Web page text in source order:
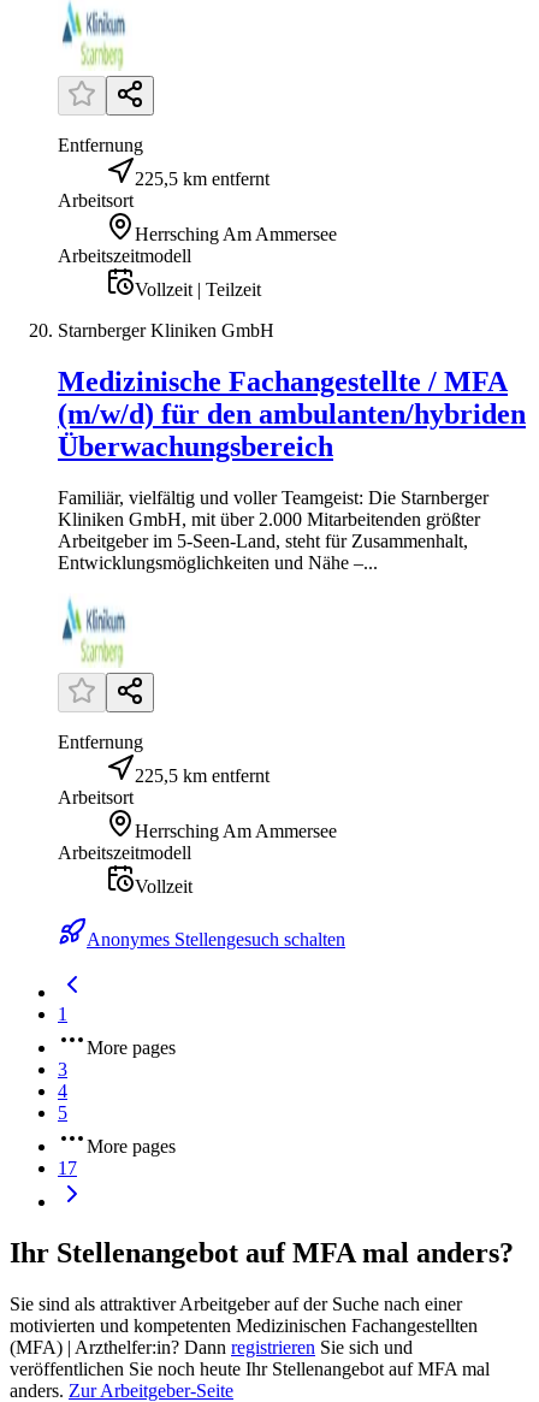
Entfernung
225,5 km entfernt
Arbeitsort
Herrsching Am Ammersee
Arbeitszeitmodell
Vollzeit | Teilzeit
Starnberger Kliniken GmbH
Medizinische Fachangestellte / MFA
(m/w/d) für den ambulanten/hybriden
Überwachungsbereich
Familiär, vielfältig und voller Teamgeist: Die Starnberger
Kliniken GmbH, mit über 2.000 Mitarbeitenden größter
Arbeitgeber im 5-Seen-Land, steht für Zusammenhalt,
Entwicklungsmöglichkeiten und Nähe –...
Entfernung
225,5 km entfernt
Arbeitsort
Herrsching Am Ammersee
Arbeitszeitmodell
Vollzeit
Anonymes Stellengesuch schalten
1
More pages
3
4
5
More pages
17
Ihr Stellenangebot auf MFA mal anders?
Sie sind als attraktiver Arbeitgeber auf der Suche nach einer
motivierten und kompetenten Medizinischen Fachangestellten
(MFA) | Arzthelfer:in? Dann registrieren Sie sich und
veröffentlichen Sie noch heute Ihr Stellenangebot auf MFA mal
anders. Zur Arbeitgeber-Seite